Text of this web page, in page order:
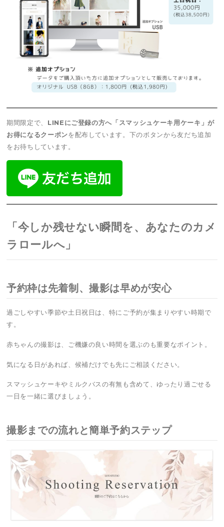
期間限定で、 LINEにご登録の方へ「スマッシュケーキ用ケーキ」が
お得になるクーポンを配布しています。下のボタンから友だち追加
をお待ちしています。
「今しか残せない瞬間を、あなたのカメ
ラロールへ」
予約枠は先着制、撮影は早めが安心
過ごしやすい季節や土日祝日は、特にご予約が集まりやすい時期で
す。
赤ちゃんの撮影は、ご機嫌の良い時間を選ぶのも重要なポイント。
気になる日があれば、候補だけでも先にご相談ください。
スマッシュケーキやミルクバスの有無も含めて、ゆったり過ごせる
一日を一緒に選びましょう。
撮影までの流れと簡単予約ステップ